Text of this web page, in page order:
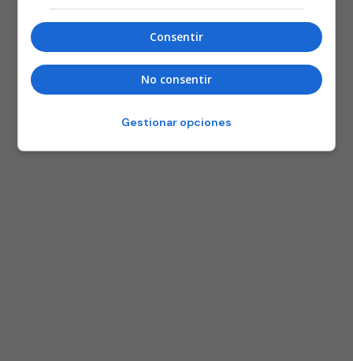
Consentir
No consentir
Gestionar opciones